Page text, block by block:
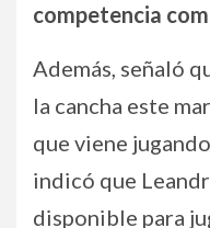
competencia
Además, señaló
la cancha este
que viene
indicó que
disponible para